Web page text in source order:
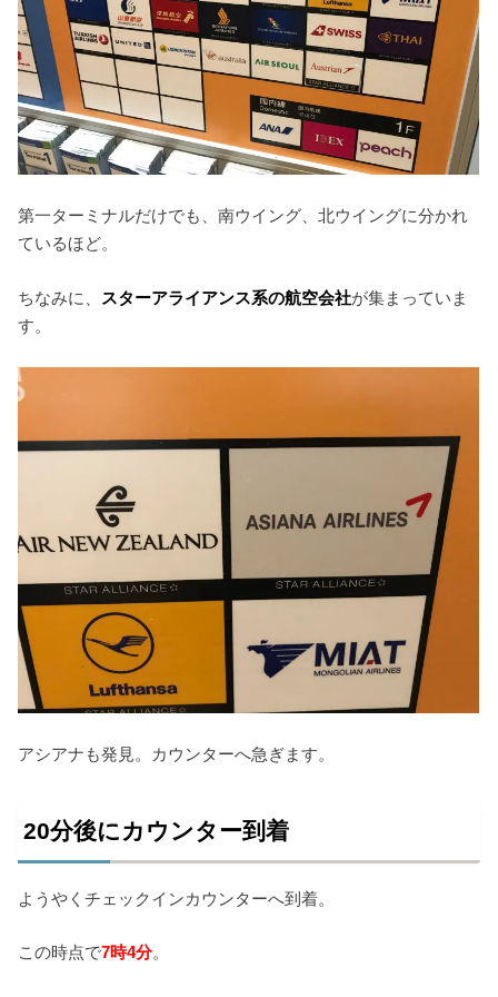
第一ターミナルだけでも、南ウイング、北ウイングに分かれ
ているほど。
ちなみに、 スターアライアンス系の航空会社が集まっていま
す。
アシアナも発見。カウンターへ急ぎます。
20分後にカウンター到着
ようやくチェックインカウンターへ到着。
この時点で7時4分。